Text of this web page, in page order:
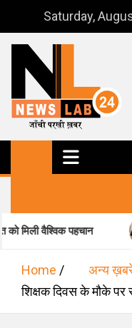
content
Saturday,
NewsLab24
जाँची परखी ख़बर
पहचान
Home
अन्य
शिक्षक दिवस के मौके